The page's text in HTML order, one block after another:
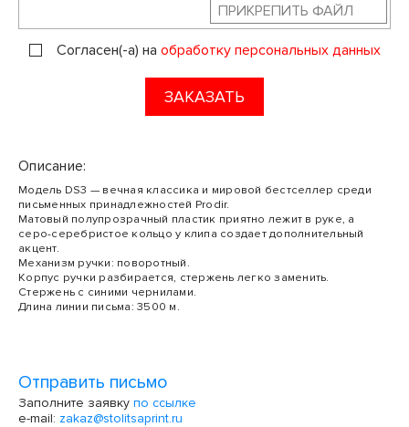
ПРИКРЕПИТЬ ФАЙЛ
Согласен(-а) на обработку персональных данных
ЗАКАЗАТЬ
Описание:
Модель DS3 — вечная классика и мировой бестселлер среди
письменных принадлежностей Prodir.
Матовый полупрозрачный пластик приятно лежит в руке, а
серо-серебристое кольцо у клипа создает дополнительный
акцент.
Механизм ручки: поворотный.
Корпус ручки разбирается, стержень легко заменить.
Стержень с синими чернилами.
Длина линии письма: 3500 м.
Отправить письмо
Заполните заявку по ссылке
e-mail: zakaz@stolitsaprint.ru